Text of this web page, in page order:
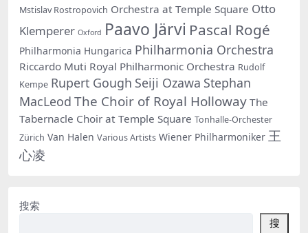
Mstislav Rostropovich Orchestra at Temple Square Otto
Klemperer Oxford Paavo Järvi Pascal Rogé
Philharmonia Hungarica Philharmonia Orchestra
Riccardo Muti Royal Philharmonic Orchestra Rudolf
Kempe Rupert Gough Seiji Ozawa Stephan
MacLeod The Choir of Royal Holloway The
Tabernacle Choir at Temple Square Tonhalle-Orchester
Zürich Van Halen Various Artists Wiener Philharmoniker 王
心凌
搜索
搜